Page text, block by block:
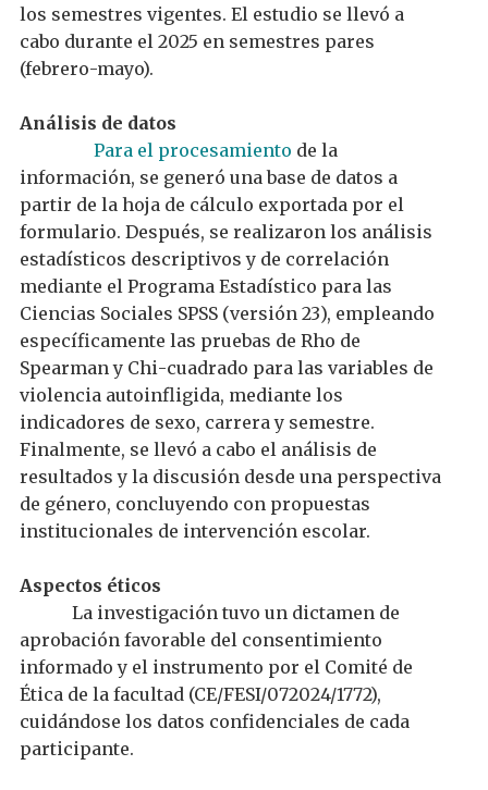
los semestres vigentes. El estudio se llevó a
cabo durante el 2025 en semestres pares
(febrero-mayo).
Análisis de datos
Para el procesamiento de la
información, se generó una base de datos a
partir de la hoja de cálculo exportada por el
formulario. Después, se realizaron los análisis
estadísticos descriptivos y de correlación
mediante el Programa Estadístico para las
Ciencias Sociales SPSS (versión 23), empleando
específicamente las pruebas de Rho de
Spearmany Chi-cuadrado para las variables de
violencia autoinfligida, mediante los
indicadores de sexo, carrera y semestre.
Finalmente, se llevó a cabo el análisis de
resultados y la discusión desde una perspectiva
de género, concluyendo con propuestas
institucionales de intervención escolar.
Aspectos éticos
La investigación tuvo un dictamen de
aprobación favorable del consentimiento
informado y el instrumento por el Comité de
Ética de la facultad (CE/FESI/072024/1772),
cuidándose los datos confidenciales de cada
participante.